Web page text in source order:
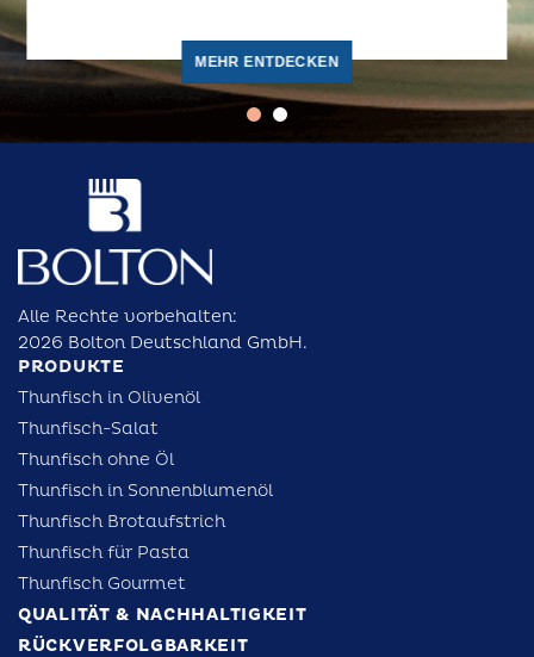
MEHR ENTDECKEN
Alle Rechte vorbehalten:
2026 Bolton Deutschland GmbH.
PRODUKTE
Thunfisch in Olivenöl
Thunfisch-Salat
Thunfisch ohne Öl
Thunfisch in Sonnenblumenöl
Thunfisch Brotaufstrich
Thunfisch für Pasta
Thunfisch Gourmet
QUALITÄT & NACHHALTIGKEIT
RÜCKVERFOLGBARKEIT